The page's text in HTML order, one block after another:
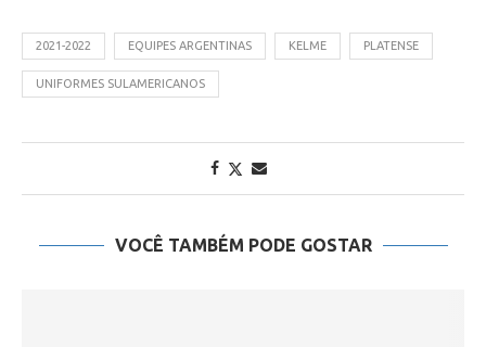
2021-2022 EQUIPES ARGENTINAS KELME PLATENSE
UNIFORMES SULAMERICANOS
VOCÊ TAMBÉM PODE GOSTAR